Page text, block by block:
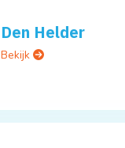
Den Helder
Bekijk